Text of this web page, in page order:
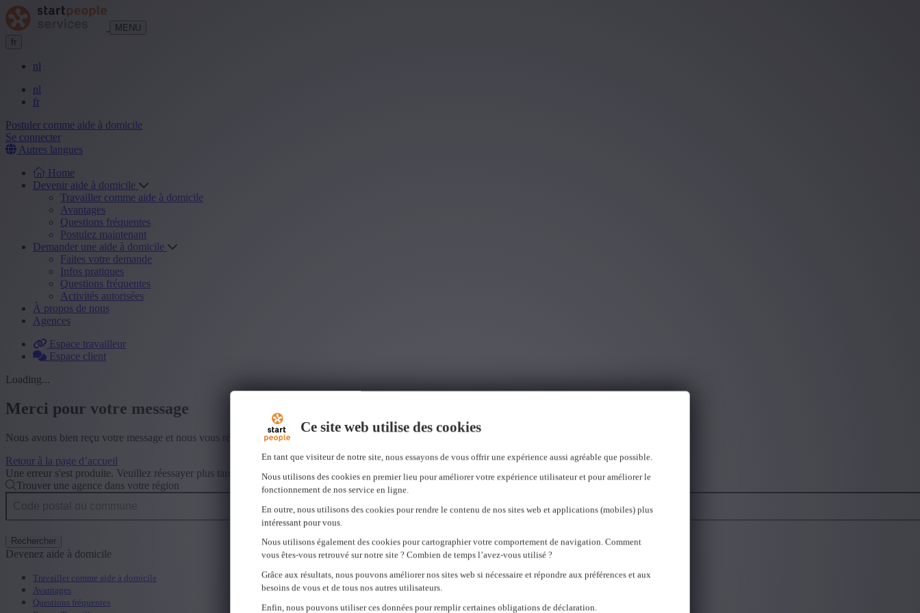
Ce site web utilise des cookies
En tant que visiteur de notre site, nous essayons de vous offrir une expérience aussi agréable que possible.
Nous utilisons des cookies en premier lieu pour améliorer votre expérience utilisateur et pour améliorer le
fonctionnement de nos service en ligne.
En outre, nous utilisons des cookies pour rendre le contenu de nos sites web et applications (mobiles) plus
intéressant pour vous.
Nous utilisons également des cookies pour cartographier votre comportement de navigation. Comment
vous êtes-vous retrouvé sur notre site ? Combien de temps l’avez-vous utilisé ?
Grâce aux résultats, nous pouvons améliorer nos sites web si nécessaire et répondre aux préférences et aux
besoins de vous et de tous nos autres utilisateurs.
Enfin, nous pouvons utiliser ces données pour remplir certaines obligations de déclaration.
MENU
fr
nl
nl
fr
Postuler comme aide à domicile
Se connecter
Autres langues
Home
Devenir aide à domicile
Travailler comme aide à domicile
Avantages
Questions fréquentes
Postulez maintenant
Demander une aide à domicile
Faites votre demande
Infos pratiques
Questions fréquentes
Activités autorisées
À propos de nous
Agences
Espace travailleur
Espace client
Loading...
Merci pour votre message
Nous avons bien reçu votre message et nous vous répondrons dans les plus brefs délais.
Retour à la page d’accueil
Une erreur s'est produite. Veuillez réessayer plus tard.
Fermer
Trouver une agence dans votre région
Rechercher
Devenez aide à domicile
Travailler comme aide à domicile
Avantages
Questions fréquentes